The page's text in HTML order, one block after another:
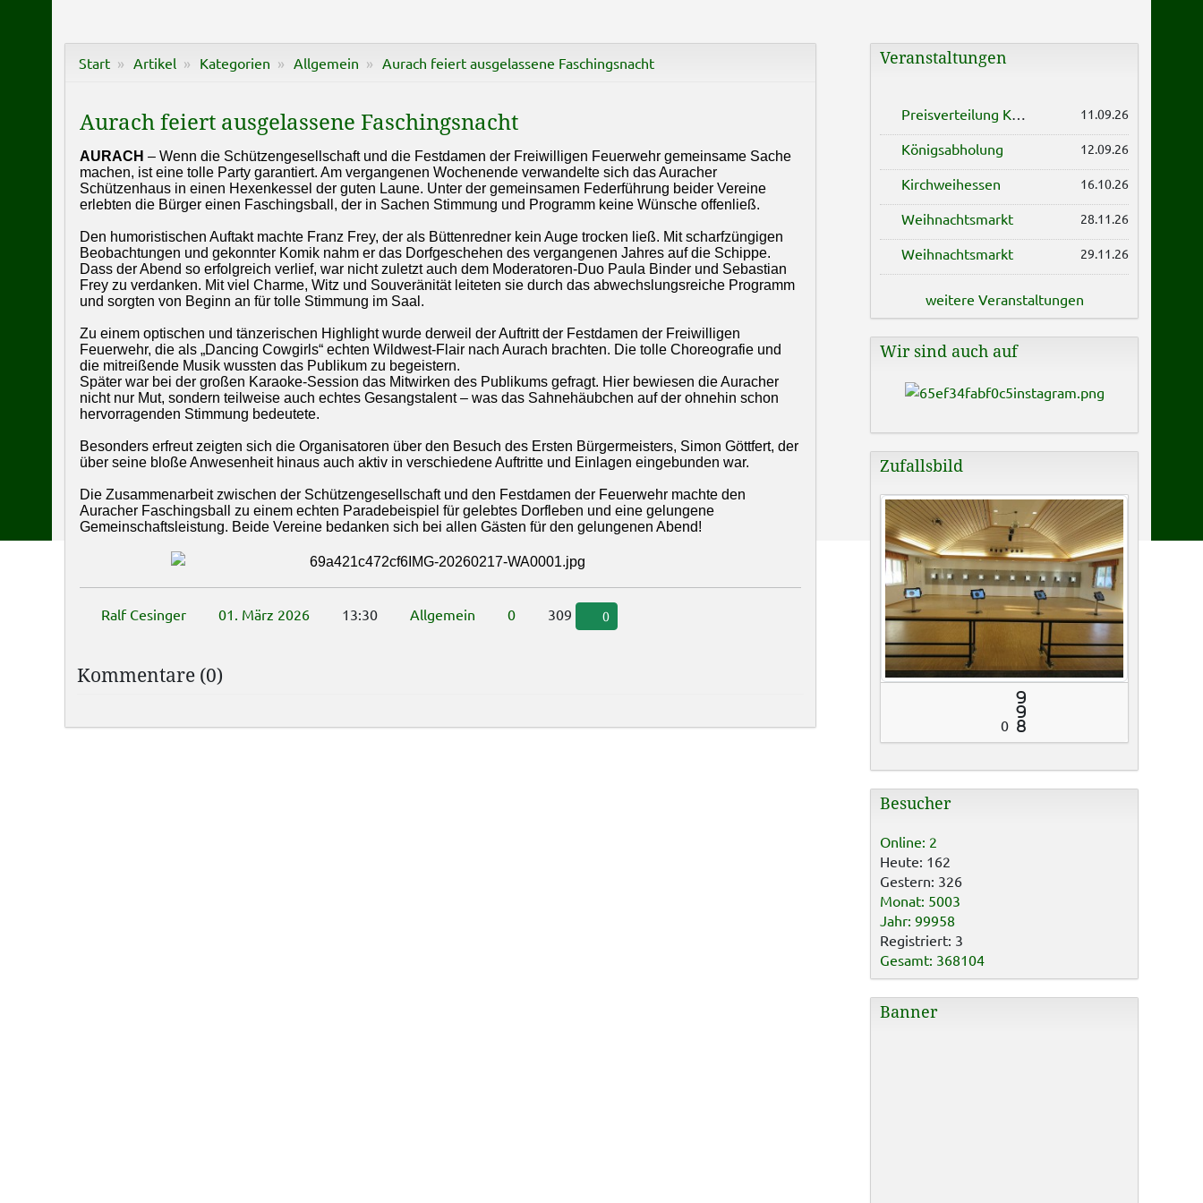
Start Artikel Kategorien Allgemein Aurach feiert ausgelassene Faschingsnacht
Aurach feiert ausgelassene Faschingsnacht
AURACH – Wenn die Schützengesellschaft und die Festdamen der Freiwilligen Feuerwehr gemeinsame Sache
machen, ist eine tolle Party garantiert. Am vergangenen Wochenende verwandelte sich das Auracher
Schützenhaus in einen Hexenkessel der guten Laune. Unter der gemeinsamen Federführung beider Vereine
erlebten die Bürger einen Faschingsball, der in Sachen Stimmung und Programm keine Wünsche offenließ.
Den humoristischen Auftakt machte Franz Frey, der als Büttenredner kein Auge trocken ließ. Mit scharfzüngigen
Beobachtungen und gekonnter Komik nahm er das Dorfgeschehen des vergangenen Jahres auf die Schippe.
Dass der Abend so erfolgreich verlief, war nicht zuletzt auch dem Moderatoren-Duo Paula Binder und Sebastian
Frey zu verdanken. Mit viel Charme, Witz und Souveränität leiteten sie durch das abwechslungsreiche Programm
und sorgten von Beginn an für tolle Stimmung im Saal.
Zu einem optischen und tänzerischen Highlight wurde derweil der Auftritt der Festdamen der Freiwilligen
Feuerwehr, die als „Dancing Cowgirls“ echten Wildwest-Flair nach Aurach brachten. Die tolle Choreografie und
die mitreißende Musik wussten das Publikum zu begeistern.
Später war bei der großen Karaoke-Session das Mitwirken des Publikums gefragt. Hier bewiesen die Auracher
nicht nur Mut, sondern teilweise auch echtes Gesangstalent – was das Sahnehäubchen auf der ohnehin schon
hervorragenden Stimmung bedeutete.
Besonders erfreut zeigten sich die Organisatoren über den Besuch des Ersten Bürgermeisters, Simon Göttfert, der
über seine bloße Anwesenheit hinaus auch aktiv in verschiedene Auftritte und Einlagen eingebunden war.
Die Zusammenarbeit zwischen der Schützengesellschaft und den Festdamen der Feuerwehr machte den
Auracher Faschingsball zu einem echten Paradebeispiel für gelebtes Dorfleben und eine gelungene
Gemeinschaftsleistung. Beide Vereine bedanken sich bei allen Gästen für den gelungenen Abend!
Ralf Cesinger 01. März 2026 13:30 Allgemein 0 309 0
Kommentare (0)
Veranstaltungen
Preisverteilung König 11.09.26
Königsabholung 12.09.26
Kirchweihessen 16.10.26
Weihnachtsmarkt 28.11.26
Weihnachtsmarkt 29.11.26
weitere Veranstaltungen
Wir sind auch auf
Zufallsbild
0
9
9
8
Besucher
Online: 2
Heute: 162
Gestern: 326
Monat: 5003
Jahr: 99958
Registriert: 3
Gesamt: 368104
Banner